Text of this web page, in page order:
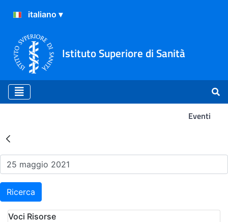
Istituto Superiore di Sanità
Eventi
Risultati della Ricerca -
Ricerca
Voci Risorse